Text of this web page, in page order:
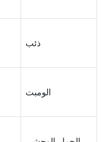
ذئب
الومبت